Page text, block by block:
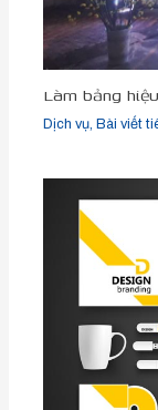
Làm bảng
Dịch vụ ,Bài viết